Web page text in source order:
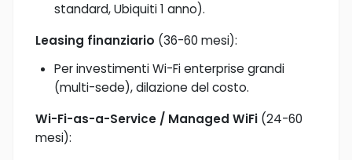
standard, Ubiquiti 1 anno).
Leasing finanziario (36-60 mesi):
Per investimenti Wi-Fi enterprise grandi
(multi-sede), dilazione del costo.
Wi-Fi-as-a-Service / Managed WiFi (24-60
mesi):